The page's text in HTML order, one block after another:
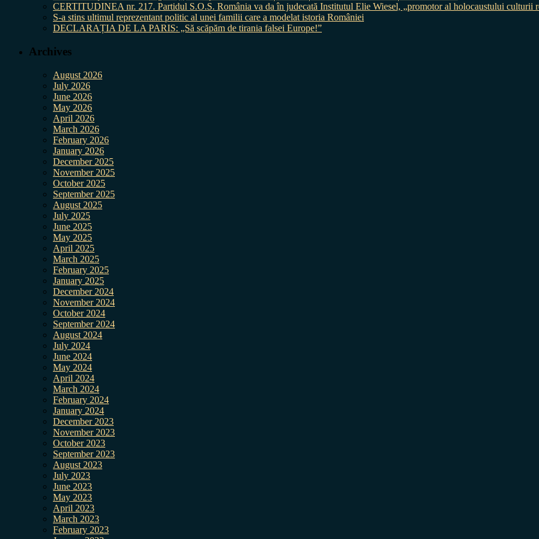
CERTITUDINEA nr. 217. Partidul S.O.S. România va da în judecată Institutul Elie Wiesel, „promotor al holocaustului culturii
S-a stins ultimul reprezentant politic al unei familii care a modelat istoria României
DECLARAȚIA DE LA PARIS: „Să scăpăm de tirania falsei Europe!”
Archives
August 2026
July 2026
June 2026
May 2026
April 2026
March 2026
February 2026
January 2026
December 2025
November 2025
October 2025
September 2025
August 2025
July 2025
June 2025
May 2025
April 2025
March 2025
February 2025
January 2025
December 2024
November 2024
October 2024
September 2024
August 2024
July 2024
June 2024
May 2024
April 2024
March 2024
February 2024
January 2024
December 2023
November 2023
October 2023
September 2023
August 2023
July 2023
June 2023
May 2023
April 2023
March 2023
February 2023